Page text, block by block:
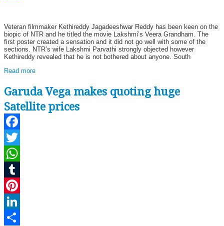
Veteran filmmaker Kethireddy Jagadeeshwar Reddy has been keen on the
biopic of NTR and he titled the movie Lakshmi’s Veera Grandham. The
first poster created a sensation and it did not go well with some of the
sections. NTR’s wife Lakshmi Parvathi strongly objected however
Kethireddy revealed that he is not bothered about anyone. South
Read more
Garuda Vega makes quoting huge
Satellite prices
Facebook
Twitter
WhatsApp
Tumblr
Pinterest
LinkedIn